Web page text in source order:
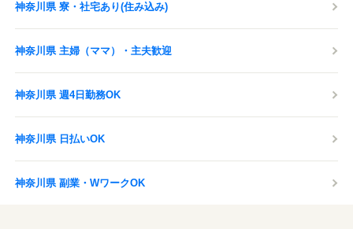
神奈川県 寮・社宅あり(住み込み)
神奈川県 主婦（ママ）・主夫歓迎
神奈川県 週4日勤務OK
神奈川県 日払いOK
神奈川県 副業・WワークOK